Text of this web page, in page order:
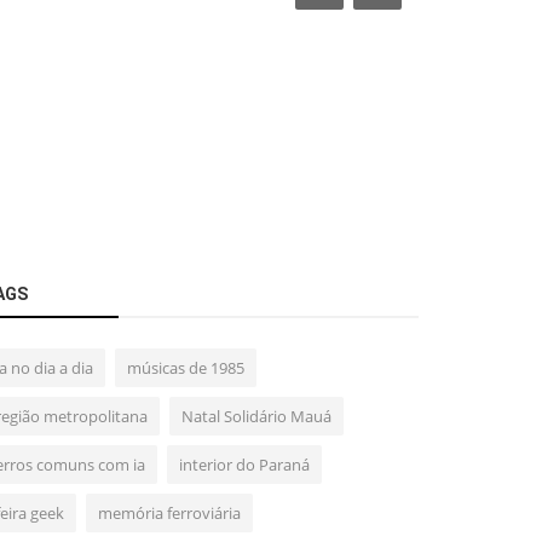
no dia a dia músicas de 1985
metropolitana Natal Solidário Mauá
comuns com ia interior do Paraná
geek memória ferroviária